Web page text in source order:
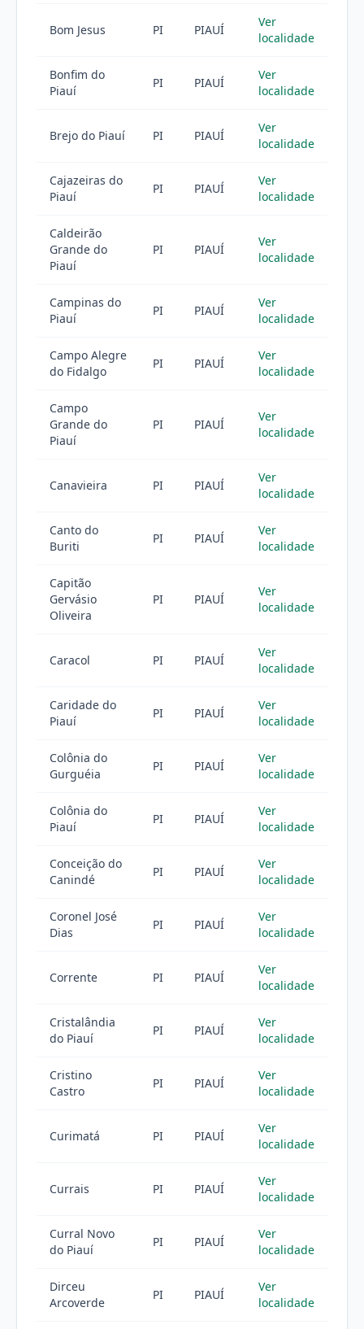
Bom Jesus PI PIAUÍ
Ver
localidade
Bonfim do
Piauí
PI PIAUÍ
Ver
localidade
Brejo do Piauí PI PIAUÍ
Ver
localidade
Cajazeiras do
Piauí
PI PIAUÍ
Ver
localidade
Caldeirão
Grande do
Piauí
PI PIAUÍ
Ver
localidade
Campinas do
Piauí
PI PIAUÍ
Ver
localidade
Campo Alegre
do Fidalgo
PI PIAUÍ
Ver
localidade
Campo
Grande do
Piauí
PI PIAUÍ
Ver
localidade
Canavieira PI PIAUÍ
Ver
localidade
Canto do
Buriti
PI PIAUÍ
Ver
localidade
Capitão
Gervásio
Oliveira
PI PIAUÍ
Ver
localidade
Caracol PI PIAUÍ
Ver
localidade
Caridade do
Piauí
PI PIAUÍ
Ver
localidade
Colônia do
Gurguéia
PI PIAUÍ
Ver
localidade
Colônia do
Piauí
PI PIAUÍ
Ver
localidade
Conceição do
Canindé
PI PIAUÍ
Ver
localidade
Coronel José
Dias
PI PIAUÍ
Ver
localidade
Corrente PI PIAUÍ
Ver
localidade
Cristalândia
do Piauí
PI PIAUÍ
Ver
localidade
Cristino
Castro
PI PIAUÍ
Ver
localidade
Curimatá PI PIAUÍ
Ver
localidade
Currais PI PIAUÍ
Ver
localidade
Curral Novo
do Piauí
PI PIAUÍ
Ver
localidade
Dirceu
Arcoverde
PI PIAUÍ
Ver
localidade